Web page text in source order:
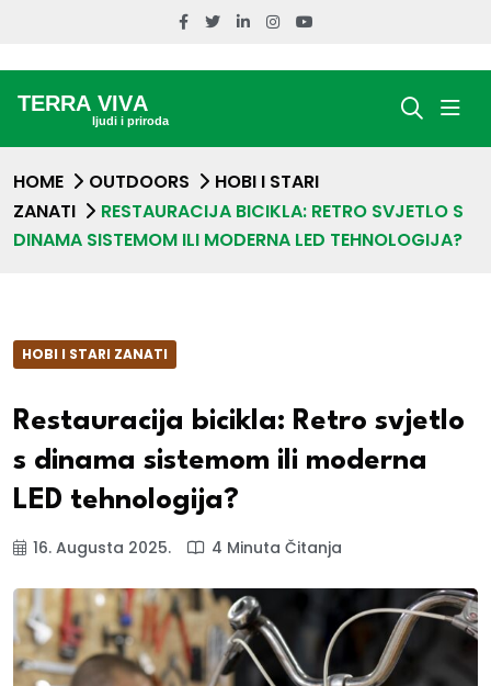
HOME OUTDOORS
HOBI I STARI
ZANATI
RESTAURACIJA BICIKLA: RETRO SVJETLO S
DINAMA SISTEMOM ILI MODERNA LED TEHNOLOGIJA?
HOBI I STARI ZANATI
Restauracija bicikla: Retro svjetlo
s dinama sistemom ili moderna
LED tehnologija?
16. Augusta 2025. 4 Minuta Čitanja